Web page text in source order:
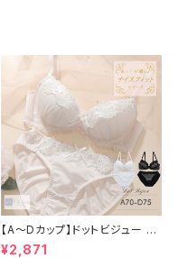
【A〜Dカップ】ドットビジュー ブ
ラ＆ショーツ
¥2,871